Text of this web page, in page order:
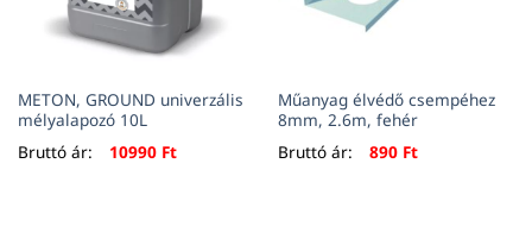
METON, GROUND univerzális
mélyalapozó 10L
Bruttó ár:
10990 Ft
Műanyag élvédő csempéhez
8mm, 2.6m, fehér
Bruttó ár:
890 Ft